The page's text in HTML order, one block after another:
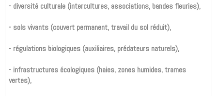
- diversité culturale (intercultures, associations, bandes fleuries),
- sols vivants (couvert permanent, travail du sol réduit),
- régulations biologiques (auxiliaires, prédateurs naturels),
- infrastructures écologiques (haies, zones humides, trames
vertes),